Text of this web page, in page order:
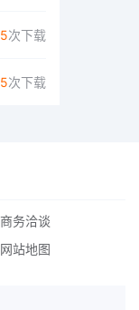
5次下载
5次下载
商务洽谈
网站地图